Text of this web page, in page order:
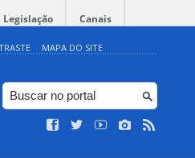
Legislação Canais
MAPA DO SITE